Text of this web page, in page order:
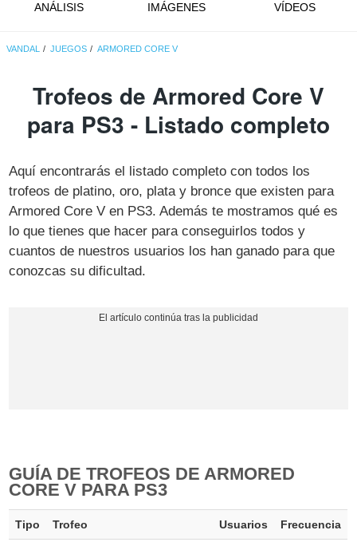
ANÁLISIS
IMÁGENES VÍDEOS
VANDAL JUEGOS ARMORED CORE V
Trofeos de Armored Core V
para PS3 - Listado completo
Aquí encontrarás el listado completo con todos los
trofeos de platino, oro, plata y bronce que existen para
Armored Core V en PS3. Además te mostramos qué es
lo que tienes que hacer para conseguirlos todos y
cuantos de nuestros usuarios los han ganado para que
conozcas su dificultad.
GUÍA DE TROFEOS DE ARMORED
CORE V PARA PS3
Tipo Trofeo Usuarios Frecuencia